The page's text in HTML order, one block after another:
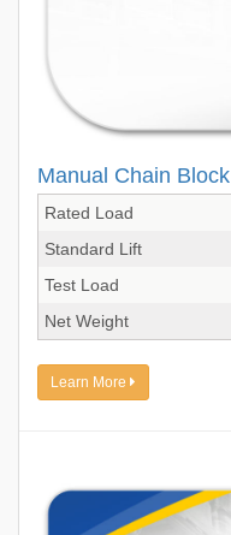
Manual Chain Block
Rated Load
Standard Lift
Test Load
Net Weight
Learn More